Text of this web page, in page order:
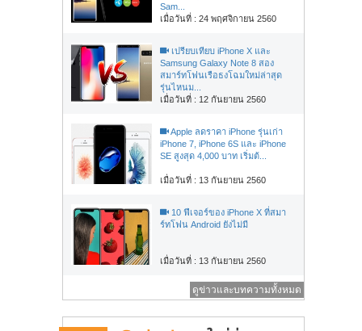
Sam...
เมื่อวันที่ : 24 พฤศจิกายน 2560
เปรียบเทียบ iPhone X และ
Samsung Galaxy Note 8 สอง
สมาร์ทโฟนเรือธงโฉมใหม่ล่าสุด
รุ่นไหนม...
เมื่อวันที่ : 12 กันยายน 2560
Apple ลดราคา iPhone รุ่นเก่า
iPhone 7, iPhone 6S และ iPhone
SE สูงสุด 4,000 บาท เริ่มต้...
เมื่อวันที่ : 13 กันยายน 2560
10 ฟีเจอร์ของ iPhone X ที่สมา
ร์ทโฟน Android ยังไม่มี
เมื่อวันที่ : 13 กันยายน 2560
ดูข่าวและบทความทั้งหมด